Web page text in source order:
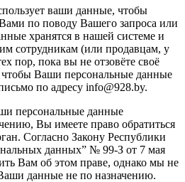
ваши данные, чтобы
Вами по поводу Вашего запроса или
хранятся в нашей системе и
сотрудникам (или продавцам, у
пор, пока вы не отзовёте своё
чтобы Ваши персональные данные
по адресу info@928.by.
персональные данные
Вы имеете право обратиться
Согласно Закону Республики
данных” № 99-З от 7 мая
Вам об этом праве, однако мы не
данные не по назначению.